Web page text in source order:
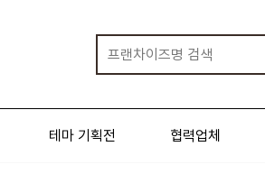
테마 기획전 협력업체